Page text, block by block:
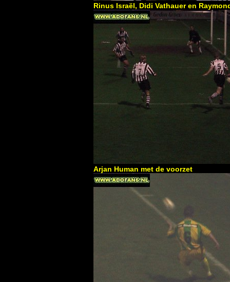
Rinus Israël, Didi Vathauer en
Arjan Human met de voorzet